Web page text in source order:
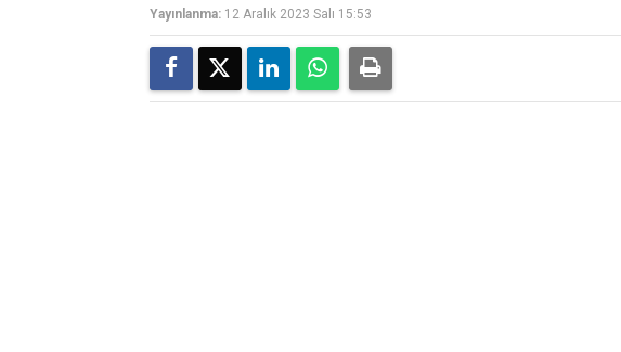
Yayınlanma: 12 Aralık 2023 Salı 15:53